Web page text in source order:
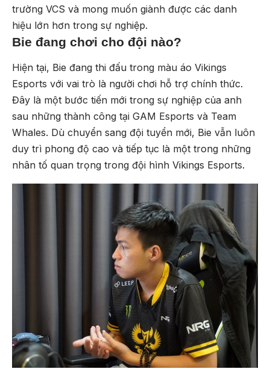
trường VCS và mong muốn giành được các danh
hiệu lớn hơn trong sự nghiệp.
Bie đang chơi cho đội nào?
Hiện tại, Bie đang thi đấu trong màu áo Vikings
Esports với vai trò là người chơi hỗ trợ chính thức.
Đây là một bước tiến mới trong sự nghiệp của anh
sau những thành công tại GAM Esports và Team
Whales. Dù chuyển sang đội tuyển mới, Bie vẫn luôn
duy trì phong độ cao và tiếp tục là một trong những
nhân tố quan trọng trong đội hình Vikings Esports.